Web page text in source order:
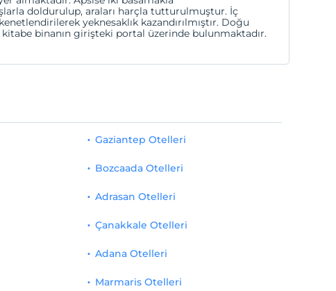
doldurulup, araları harçla tutturulmuştur. İç
yeknesaklık kazandırılmıştır. Doğu
binanın girişteki portal üzerinde bulunmaktadır.
Gaziantep Otelleri
Bozcaada Otelleri
Adrasan Otelleri
Çanakkale Otelleri
Adana Otelleri
Marmaris Otelleri